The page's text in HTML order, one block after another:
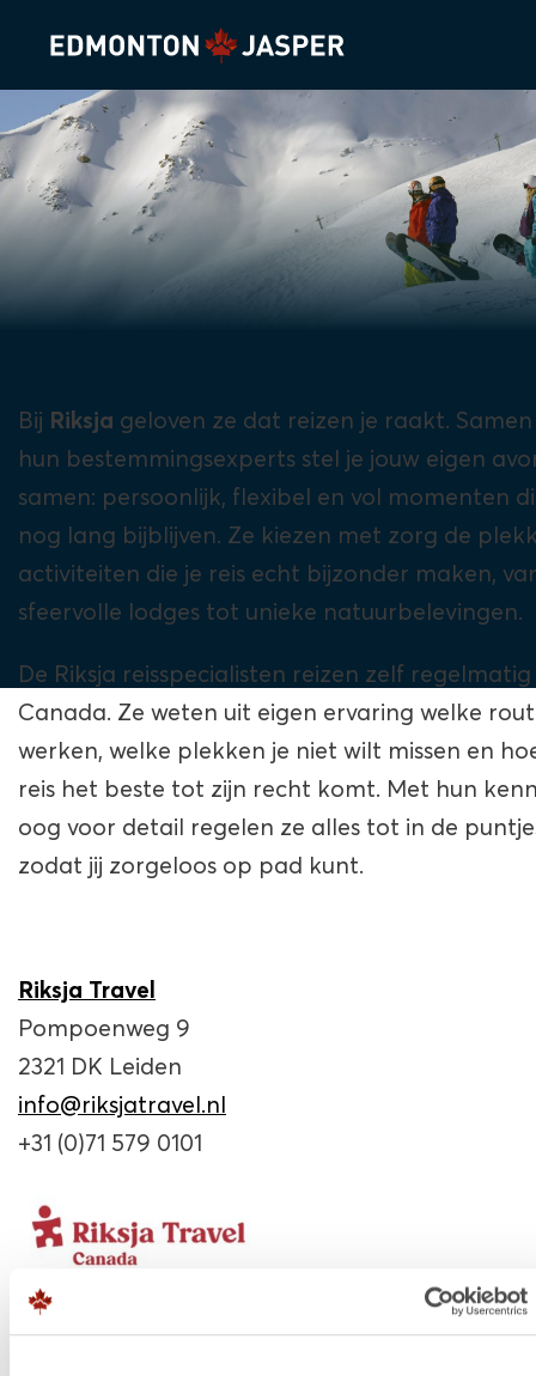
Bij Riksja geloven ze dat reizen je raakt.
hun bestemmingsexperts stel je jouw eigen
samen: persoonlijk, flexibel en vol momenten
nog lang bijblijven. Ze kiezen met zorg de
activiteiten die je reis echt bijzonder maken,
sfeervolle lodges tot unieke natuurbelevingen.
De Riksja reisspecialisten reizen zelf
Canada. Ze weten uit eigen ervaring welke
werken, welke plekken je niet wilt missen en
reis het beste tot zijn recht komt. Met hun
oog voor detail regelen ze alles tot in de
zodat jij zorgeloos op pad kunt.
Riksja Travel
Pompoenweg 9
2321 DK Leiden
info@riksjatravel.nl
+31 (0)71 579 0101